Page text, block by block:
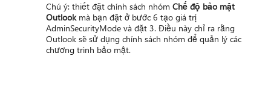
Chú ý: thiết đặt chính sách nhómChế độ bảo mật
Outlookmà bạn đặt ở bước 6 tạo giá trị
AdminSecurityMode và đặt 3. Điều này chỉ ra rằng
Outlook sẽ sử dụng chính sách nhóm để quản lý các
chương trình bảo mật.